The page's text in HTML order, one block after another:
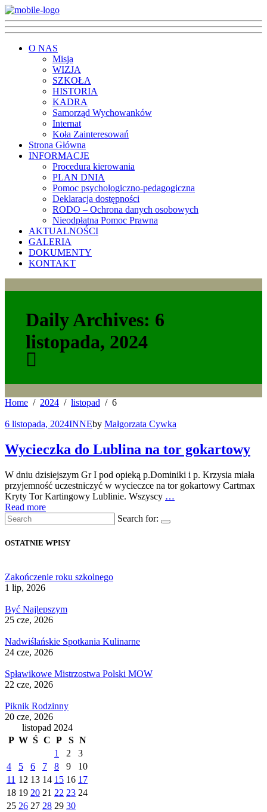
O NAS
Misja
WIZJA
SZKOŁA
HISTORIA
KADRA
Samorząd Wychowanków
Internat
Koła Zainteresowań
Strona Główna
INFORMACJE
Procedura kierowania
PLAN DNIA
Pomoc psychologiczno-pedagogiczna
Deklaracja dostępności
RODO – Ochrona danych osobowych
Nieodpłatna Pomoc Prawna
AKTUALNOŚCI
GALERIA
DOKUMENTY
KONTAKT
Daily Archives: 6
listopada, 2024
Home 2024 listopad 6
6 listopada, 2024INNEby Małgorzata Cywka
Wycieczka do Lublina na tor gokartowy
W dniu dzisiejszym Gr I pod opieką p.Dominiki i p. Krzysia miała
przyjemność uczestniczyć w wycieczce na tor gokartowy Cartmax
Kryty Tor Kartingowy Lublinie. Wszyscy …
Read more
Search for:
OSTATNIE WPISY
Zakończenie roku szkolnego
1 lip, 2026
Być Najlepszym
25 cze, 2026
Nadwiślańskie Spotkania Kulinarne
24 cze, 2026
Spławikowe Mistrzostwa Polski MOW
22 cze, 2026
Piknik Rodzinny
20 cze, 2026
listopad 2024
P W Ś C P S N
1
2
3
4
5 6 7 8 9
10
11 12 13 14 15 16 17
18 19 20 21 22 23 24
25 26 27 28 29 30